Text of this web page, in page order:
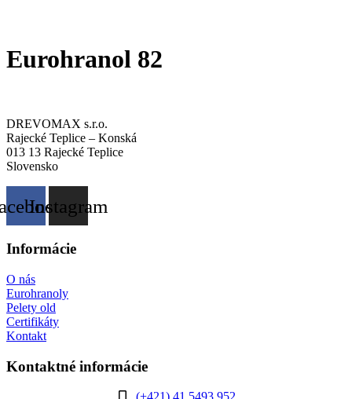
Eurohranol 82
DREVOMAX s.r.o.
Rajecké Teplice – Konská
013 13 Rajecké Teplice
Slovensko
Instagram
Informácie
O nás
Eurohranoly
Pelety old
Certifikáty
Kontakt
Kontaktné informácie